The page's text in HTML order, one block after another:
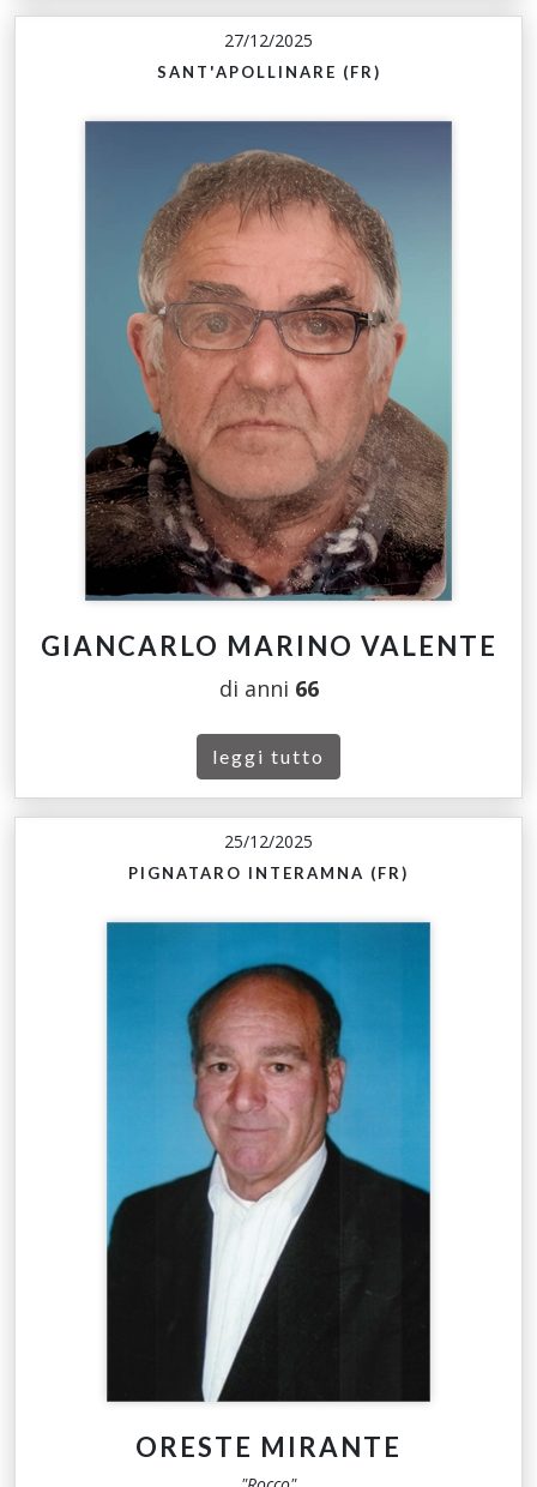
27/12/2025
SANT'APOLLINARE (FR)
GIANCARLO MARINO VALENTE
di anni 66
leggi tutto
25/12/2025
PIGNATARO INTERAMNA (FR)
ORESTE MIRANTE